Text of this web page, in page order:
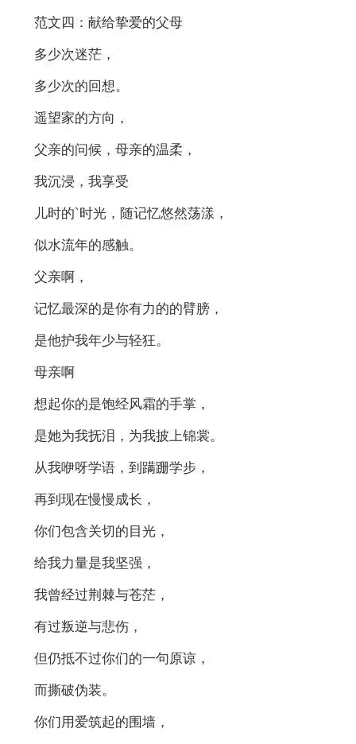
范文四：献给挚爱的父母
多少次迷茫，
多少次的回想。
遥望家的方向，
父亲的问候，母亲的温柔，
我沉浸，我享受
儿时的`时光，随记忆悠然荡漾，
似水流年的感触。
父亲啊，
记忆最深的是你有力的的臂膀，
是他护我年少与轻狂。
母亲啊
想起你的是饱经风霜的手掌，
是她为我抚泪，为我披上锦裳。
从我咿呀学语，到蹒跚学步，
再到现在慢慢成长，
你们包含关切的目光，
给我力量是我坚强，
我曾经过荆棘与苍茫，
有过叛逆与悲伤，
但仍抵不过你们的一句原谅，
而撕破伪装。
你们用爱筑起的围墙，